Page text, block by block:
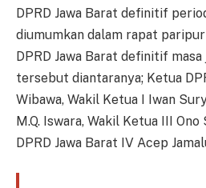
DPRD Jawa Barat definitif
diumumkan dalam rapat
DPRD Jawa Barat definitif
tersebut diantaranya; Ketua
Wibawa, Wakil Ketua I Iwan
M.Q. Iswara, Wakil Ketua III
DPRD Jawa Barat IV Acep